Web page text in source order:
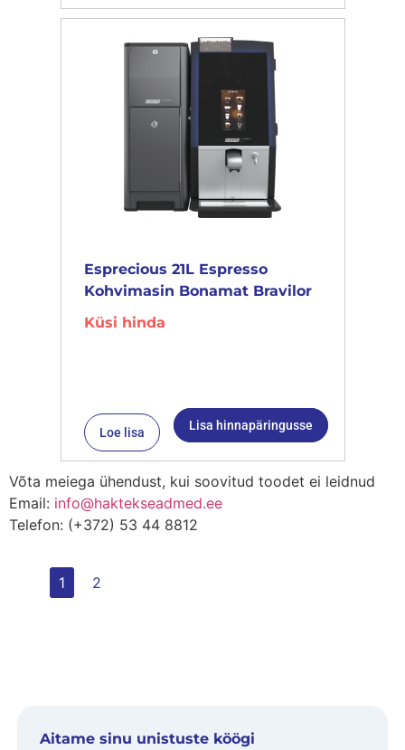
Esprecious 21L Espresso
Kohvimasin Bonamat Bravilor
Küsi hinda
Loe lisa Lisa hinnapäringusse
Võta meiega ühendust, kui soovitud toodet ei leidnud
Email: info@haktekseadmed.ee
Telefon: (+372) 53 44 8812
1 2
Aitame sinu unistuste köögi